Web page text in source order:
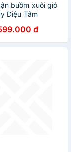
buồm xuôi gió
Diệu Tâm
đ